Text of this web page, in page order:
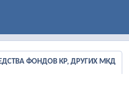
ФОНДОВ КР, ДРУГИХ МКД